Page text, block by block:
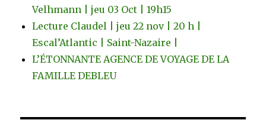
Velhmann | jeu 03 Oct | 19h15
Lecture Claudel | jeu 22 nov | 20 h |
Escal’Atlantic | Saint-Nazaire |
L’ÉTONNANTE AGENCE DE VOYAGE DE LA
FAMILLE DEBLEU